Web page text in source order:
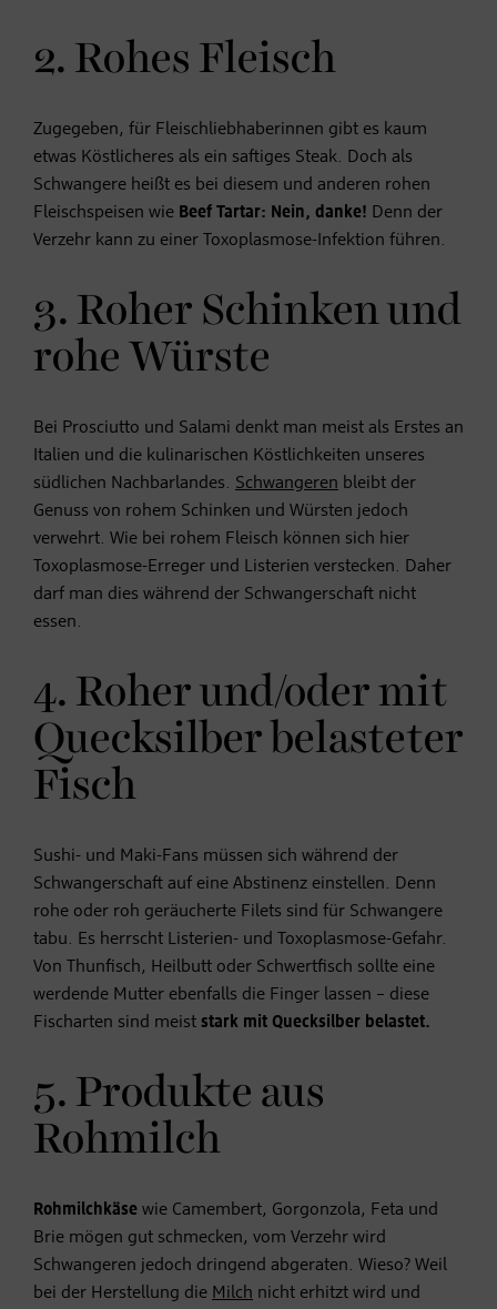
2. Rohes Fleisch
Zugegeben, für Fleischliebhaberinnen gibt es kaum
etwas Köstlicheres als ein saftiges Steak. Doch als
Schwangere heißt es bei diesem und anderen rohen
Fleischspeisen wie Beef Tartar: Nein, danke! Denn der
Verzehr kann zu einer Toxoplasmose-Infektion führen.
3. Roher Schinken und
rohe Würste
Bei Prosciutto und Salami denkt man meist als Erstes an
Italien und die kulinarischen Köstlichkeiten unseres
südlichen Nachbarlandes. Schwangeren bleibt der
Genuss von rohem Schinken und Würsten jedoch
verwehrt. Wie bei rohem Fleisch können sich hier
Toxoplasmose-Erreger und Listerien verstecken. Daher
darf man dies während der Schwangerschaft nicht
essen.
4. Roher und/oder mit
Quecksilber belasteter
Fisch
Sushi- und Maki-Fans müssen sich während der
Schwangerschaft auf eine Abstinenz einstellen. Denn
rohe oder roh geräucherte Filets sind für Schwangere
tabu. Es herrscht Listerien- und Toxoplasmose-Gefahr.
Von Thunfisch, Heilbutt oder Schwertfisch sollte eine
werdende Mutter ebenfalls die Finger lassen – diese
Fischarten sind meist stark mit Quecksilber belastet.
5. Produkte aus
Rohmilch
Rohmilchkäse wie Camembert, Gorgonzola, Feta und
Brie mögen gut schmecken, vom Verzehr wird
Schwangeren jedoch dringend abgeraten. Wieso? Weil
bei der Herstellung die Milch nicht erhitzt wird und